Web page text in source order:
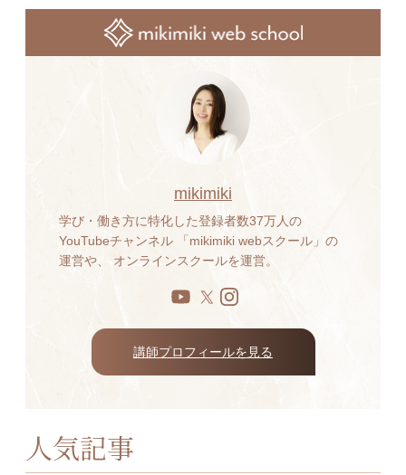
mikimiki
学び・働き方に特化した登録者数37万人の
YouTubeチャンネル 「mikimiki webスクール」の
運営や、 オンラインスクールを運営。
講師プロフィールを見る
人気記事